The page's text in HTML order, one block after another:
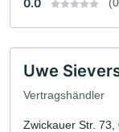
0.0
Uwe
Vertragshändler
Zwickauer Str. 73,